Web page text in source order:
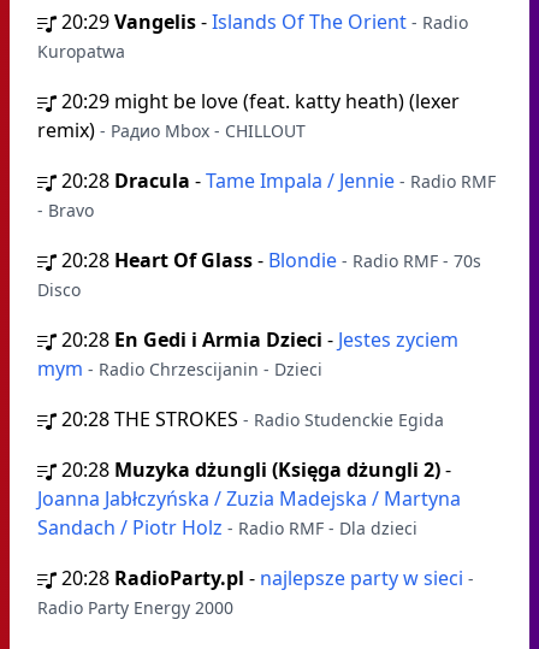
20:29Vangelis-Islands Of The Orient - Radio
Kuropatwa
20:29 might be love (feat. katty heath) (lexer
remix) - Радио Mbox - CHILLOUT
20:28 Dracula -Tame Impala / Jennie - Radio RMF
- Bravo
20:28 Heart Of Glass- Blondie - Radio RMF - 70s
Disco
20:28 En Gedi i Armia Dzieci - Jestes zyciem
mym - Radio Chrzescijanin - Dzieci
20:28THE STROKES - Radio Studenckie Egida
20:28 Muzyka dżungli (Księga dżungli 2)-
Joanna Jabłczyńska / Zuzia Madejska / Martyna
Sandach / Piotr Holz - Radio RMF - Dla dzieci
20:28 RadioParty.pl - najlepsze party w sieci -
Radio Party Energy 2000